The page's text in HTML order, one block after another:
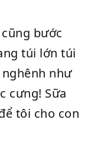
bước
túi lớn túi
như
cưng! Sữa
tôi cho con